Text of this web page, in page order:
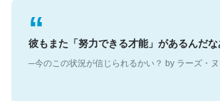
彼もまた「努力できる才能」があるんだな